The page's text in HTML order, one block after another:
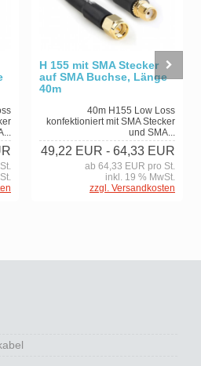
H 155 mit SMA Stecker
auf SMA Buchse, Länge
40m
40m H155 Low Loss
konfektioniert mit SMA Stecker
und SMA...
49,22 EUR - 64,33 EUR
ab 64,33 EUR pro St.
inkl. 19 % MwSt.
zzgl. Versandkosten